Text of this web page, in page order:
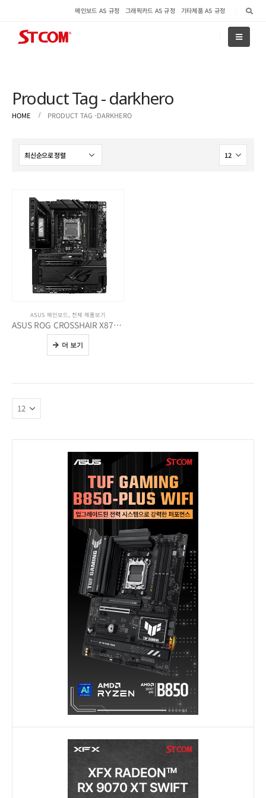
메인보드 AS 규정 그래픽카드 AS 규정 기타제품 AS 규정
Product Tag - darkhero
HOME PRODUCT TAG -DARKHERO
ASUS 메인보드, 전체 제품보기
ASUS ROG CROSSHAIR X870E DARK HERO
더 보기